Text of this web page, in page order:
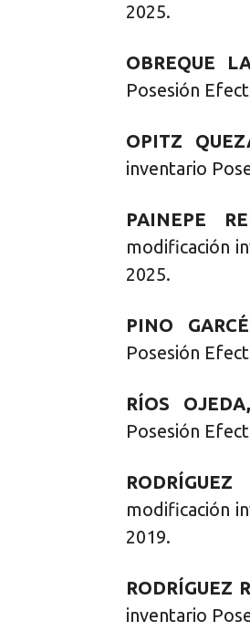
2025.
OBREQUE
Posesión
OPITZ
inventario
PAINEPE
modificación
2025.
PINO
Posesión
RÍOS
Posesión
modificación
2019.
RODRÍGUEZ
inventario